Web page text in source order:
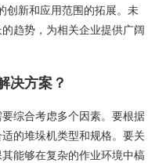
创新和应用范围的拓展。未
趋势，为相关企业提供广阔
决方案？
综合考虑多个因素。要根据
的堆垛机类型和规格。要关
能够在复杂的作业环境中槁